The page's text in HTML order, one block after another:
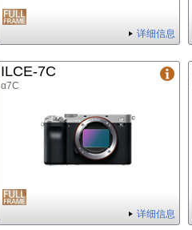
详细信息
ILCE-7C
α7C
详细信息